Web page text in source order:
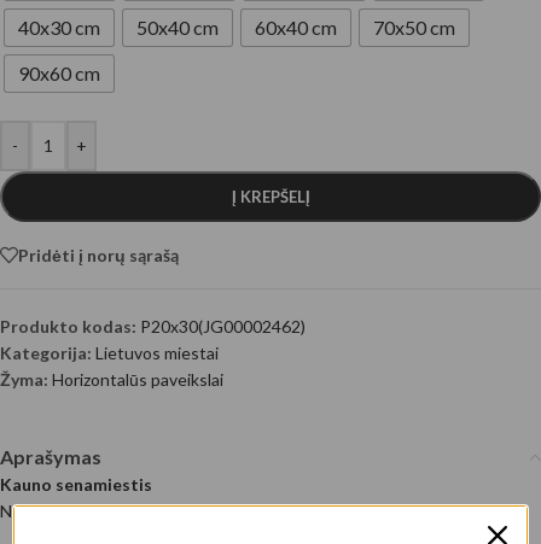
40x30 cm
50x40 cm 60x40 cm
70x50 cm
90x60 cm
- +
Į KREPŠELĮ
Pridėti į norų sąrašą
Produkto kodas: P20x30(JG00002462)
Kategorija: Lietuvos miestai
Žyma: Horizontalūs paveikslai
Aprašymas
Kauno senamiestis
Nuotraukos autorius: @EyeEm